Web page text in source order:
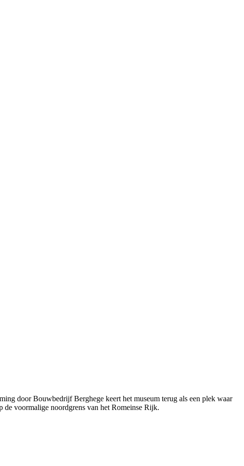
door Bouwbedrijf Berghege keert het museum terug als een plek waar
de voormalige noordgrens van het Romeinse Rijk.